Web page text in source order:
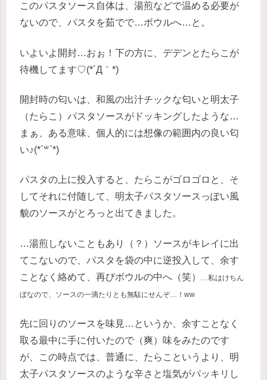
このパスタソース自体は、湯煎などで温める必要が
ないので、パスタを茹でで…ボウルへ…と。
いよいよ開封…おぉ！下の方に、デデンとたらこが
待機してます♡(*´Д｀*)
開封時の匂いは、和風の出汁チックな匂いと明太子
（たらこ）パスタソースがドッキングしたような…
まぁ、ある意味、個人的には想像の範囲内の良い匂
い♪(*´꒳`*)
パスタの上に投入すると、たらこがゴロゴロと、そ
してそれに付随して、明太子パスタソースっぽい風
貌のソースがとろっと出てきました。
…湯煎しないこともあり（？）ソースがキレイに出
てこないので、パスタを袋の中に逆投入して、余す
ことなく絡めて、再びボウルの中へ（笑）
…私はけちん
ぼなので、ソースの一滴たりとも無駄にせんぞ…！ww
先に回りのソースを味見…というか、余すことなく
取る最中に手に付いたので（爽）味をみたのです
が、この時点では、普通に、たらこというより、明
太子パスタソースのような辛さと塩気がパッキリし